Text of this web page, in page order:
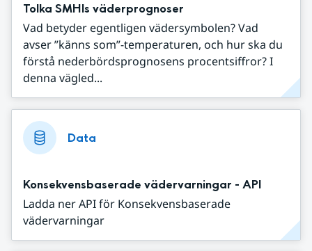
Tolka SMHIs väderprognoser
Vad betyder egentligen vädersymbolen? Vad
avser ”känns som”-temperaturen, och hur ska du
förstå nederbördsprognosens procentsiffror? I
denna vägled...
Data
Konsekvensbaserade vädervarningar - API
Ladda ner API för Konsekvensbaserade
vädervarningar